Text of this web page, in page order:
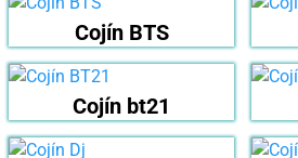
Cojín BTS
Cojín bt21